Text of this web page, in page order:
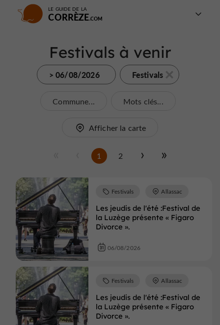
LE GUIDE DE LA
CORRÈZE
Festivals à venir
> 06/08/2026 Festivals
Commune... Mots clés...
Afficher la carte
1 2
Les jeudis de l'été :Festival de
la Luzège présente « Figaro
Divorce ».
Festivals Allassac
06/08/2026
Les jeudis de l'été :Festival de
la Luzège présente « Figaro
Divorce ».
Festivals Allassac